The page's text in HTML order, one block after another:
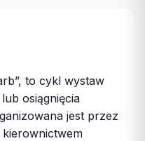
to cykl wystaw
osiągnięcia
jest przez